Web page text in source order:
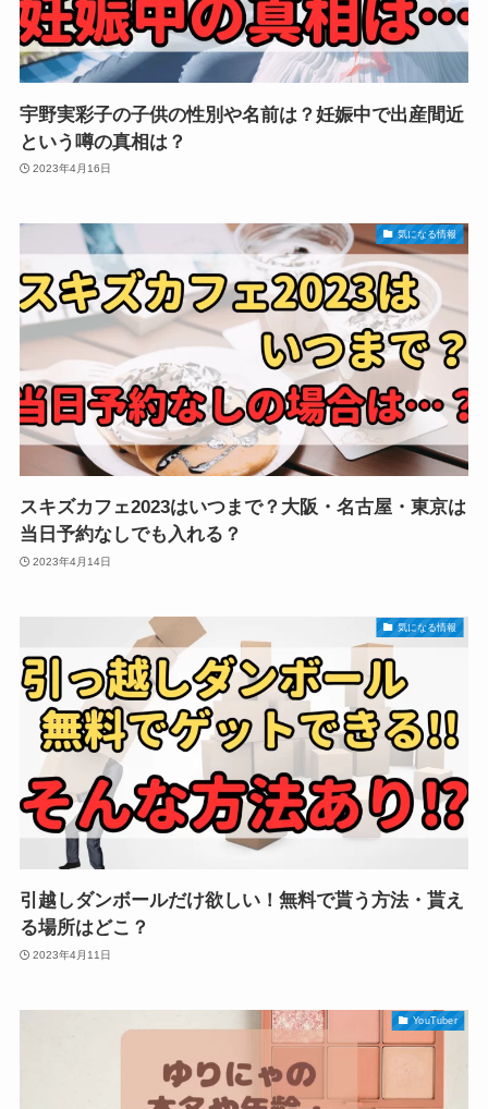
宇野実彩子の子供の性別や名前は？妊娠中で出産間近
という噂の真相は？
2023年4月16日
気になる情報
スキズカフェ2023はいつまで？大阪・名古屋・東京は
当日予約なしでも入れる？
2023年4月14日
気になる情報
引越しダンボールだけ欲しい！無料で貰う方法・貰え
る場所はどこ？
2023年4月11日
YouTuber